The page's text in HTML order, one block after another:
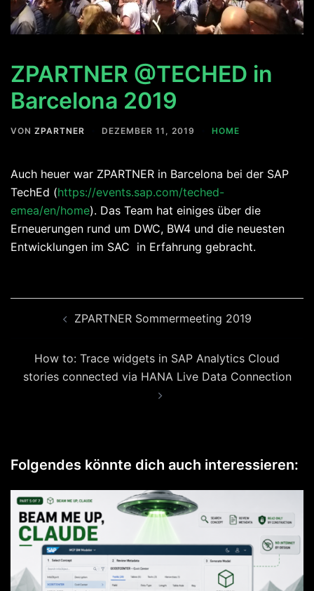
ZPARTNER @TECHED in
Barcelona 2019
VON ZPARTNER DEZEMBER 11, 2019 HOME
Auch heuer war ZPARTNER in Barcelona bei der SAP
TechEd (https://events.sap.com/teched-
emea/en/home). Das Team hat einiges über die
Erneuerungen rund um DWC, BW4 und die neuesten
Entwicklungen im SAC in Erfahrung gebracht.
ZPARTNER Sommermeeting 2019
How to: Trace widgets in SAP Analytics Cloud
stories connected via HANA Live Data Connection
Folgendes könnte dich auch interessieren: